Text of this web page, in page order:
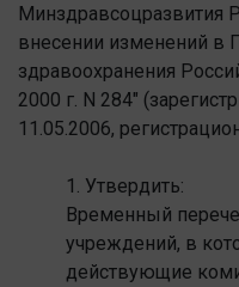
Минздравсоцразвития
внесении изменений в
здравоохранения
2000 г. N 284"
11.05.2006,
1. Утвердить:
Временный
учреждений, в
действующие